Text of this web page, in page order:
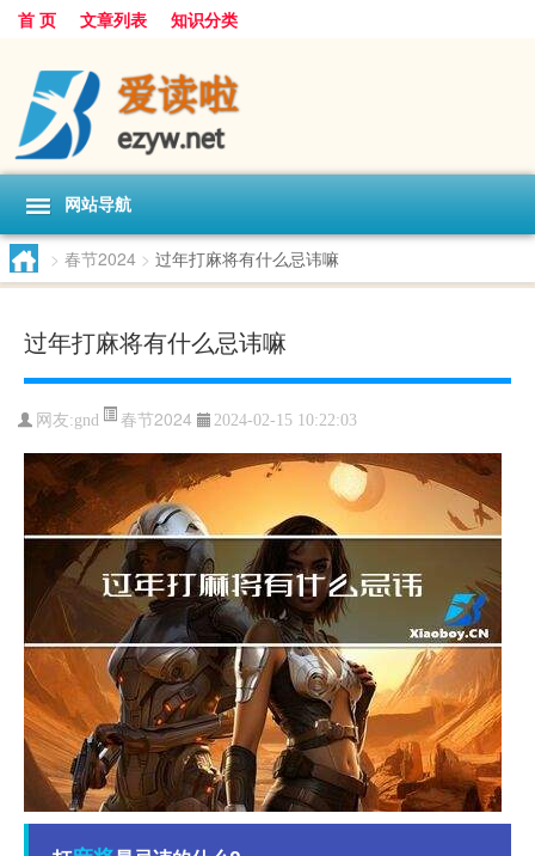
首 页 文章列表 知识分类
网站导航
> 春节2024 > 过年打麻将有什么忌讳嘛
过年打麻将有什么忌讳嘛
网友:gnd 春节2024 2024-02-15 10:22:03